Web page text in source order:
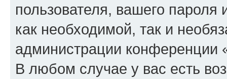
пользователя, вашего
как необходимой, так и
администрации конференции
В любом случае у вас есть